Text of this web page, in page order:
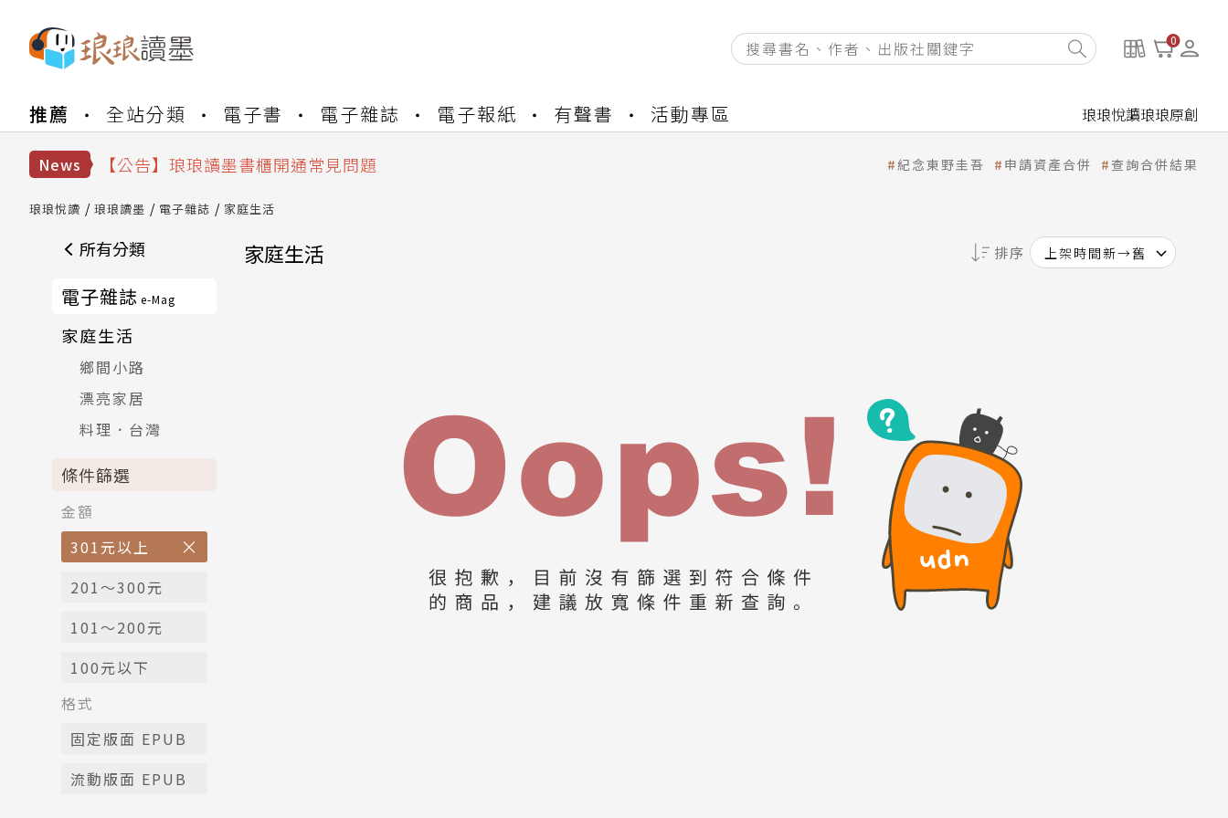
0
推薦 全站分類 電子書 電子雜誌 電子報紙 有聲書 活動專區 琅琅悅讀琅琅原創
News
【公告】琅琅書店服務升級重要說明及資產合併結果查詢
【公告】琅琅讀墨書櫃開通常見問題
【公告】琅琅書店服務升級重要說明及資產合併結果查詢
紀念東野圭吾 申請資產合併 查詢合併結果
琅琅悅讀 琅琅讀墨 電子雜誌 家庭生活
所有分類
電子雜誌 e-Mag
家庭生活
鄉間小路
漂亮家居
料理．台灣
條件篩選
金額
301元以上
201～300元
101～200元
100元以下
格式
固定版面 EPUB
流動版面 EPUB
家庭生活 排序 上架時間新→舊